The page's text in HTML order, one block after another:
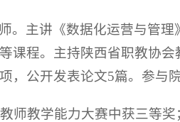
。主讲《数据化运营与管
课程。主持陕西省职教协
，公开发表论文5篇。参与
师教学能力大赛中获三等